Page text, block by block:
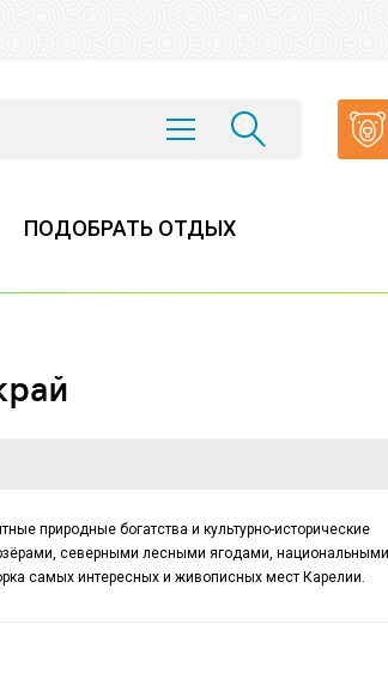
ПОДОБРАТЬ ОТДЫХ
природные богатства и культурно-исторические
северными лесными ягодами, национальными
самых интересных и живописных мест Карелии.